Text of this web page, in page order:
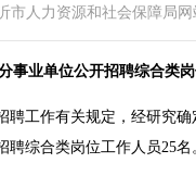
市人力资源和社会保障局网
事业单位公开招聘综合类
聘工作有关规定，经研究确
聘综合类岗位工作人员25